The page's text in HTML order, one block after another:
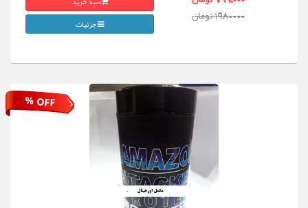
1980000 تومان
جزئیات
% OFF